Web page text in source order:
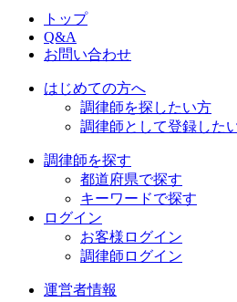
トップ
Q&A
お問い合わせ
はじめての方へ
調律師を探したい方
調律師として登録した
調律師を探す
都道府県で探す
キーワードで探す
ログイン
お客様ログイン
調律師ログイン
運営者情報